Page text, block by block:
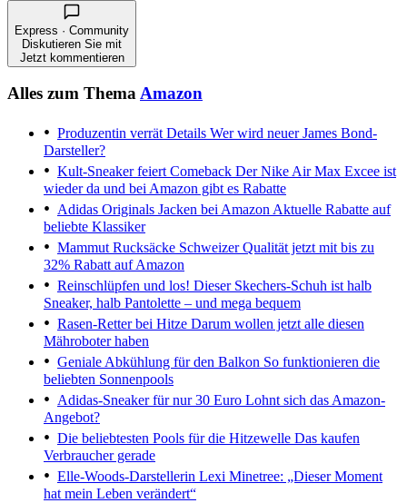
Express · Community
Diskutieren Sie mit
Jetzt kommentieren
Alles zum ThemaAmazon
Produzentin verrät Details Wer wird neuer James Bond-
Darsteller?
Kult-Sneaker feiert Comeback Der Nike Air Max Excee ist
wieder da und bei Amazon gibt es Rabatte
Adidas Originals Jacken bei Amazon Aktuelle Rabatte auf
beliebte Klassiker
Mammut Rucksäcke Schweizer Qualität jetzt mit bis zu
32% Rabatt auf Amazon
Reinschlüpfen und los! Dieser Skechers-Schuh ist halb
Sneaker, halb Pantolette – und mega bequem
Rasen-Retter bei Hitze Darum wollen jetzt alle diesen
Mähroboter haben
Geniale Abkühlung für den Balkon So funktionieren die
beliebten Sonnenpools
Adidas-Sneaker für nur 30 Euro Lohnt sich das Amazon-
Angebot?
Die beliebtesten Pools für die Hitzewelle Das kaufen
Verbraucher gerade
Elle-Woods-Darstellerin Lexi Minetree: „Dieser Moment
hat mein Leben verändert“